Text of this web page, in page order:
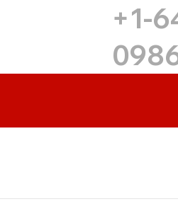
+1-